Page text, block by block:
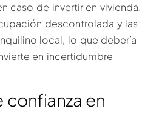
caso de invertir en vivienda.
descontrolada y las
local, lo que debería
en incertidumbre
confianza en